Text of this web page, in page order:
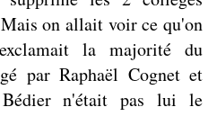
on allait voir ce qu'on
la majorité du
par Raphaël Cognet et
n'était pas lui le